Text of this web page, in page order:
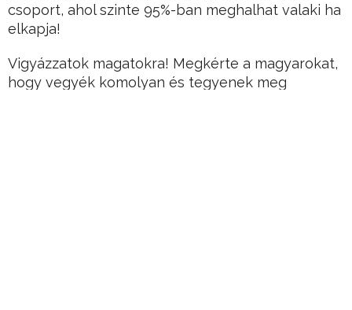
csoport, ahol szinte 95%-ban meghalhat valaki ha
elkapja!
Vigyázzatok magatokra! Megkérte a magyarokat,
hogy vegyék komolyan és tegyenek meg